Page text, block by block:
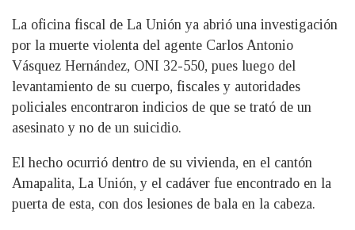
La oficina fiscal de La Unión ya abrió una investigación
por la muerte violenta del agente Carlos Antonio
Vásquez Hernández, ONI 32-550, pues luego del
levantamiento de su cuerpo, fiscales y autoridades
policiales encontraron indicios de que se trató de un
asesinato y no de un suicidio.
El hecho ocurrió dentro de su vivienda, en el cantón
Amapalita, La Unión, y el cadáver fue encontrado en la
puerta de esta, con dos lesiones de bala en la cabeza.